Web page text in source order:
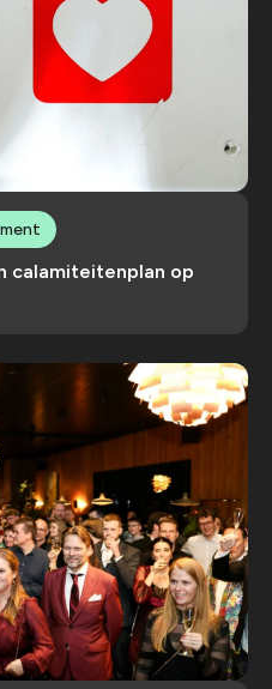
calamiteitenplan op